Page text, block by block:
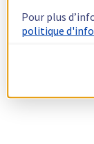
Pour plus
politique